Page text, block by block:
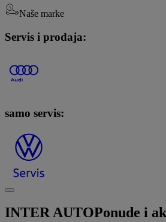
Naše marke
Servis i prodaja:
samo servis:
INTER AUTOPonude i